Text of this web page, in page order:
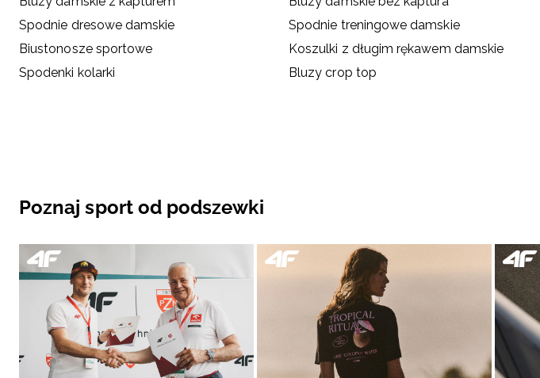
Spodnie dresowe damskie
Spodnie treningowe damskie
Biustonosze sportowe
Koszulki z długim rękawem damskie
Spodenki kolarki
Bluzy crop top
Poznaj sport od podszewki